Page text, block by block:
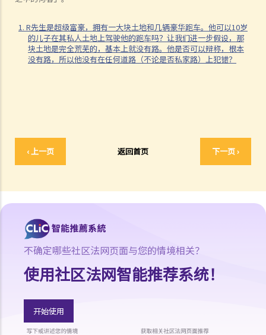
1. R先生是超级富豪，拥有一大块土地和几辆豪华跑车。他可以10岁
的儿子在其私人土地上驾驶他的跑车吗？让我们进一步假设，那
块土地是完全荒芜的，基本上就没有路。他是否可以辩称，根本
没有路，所以他没有在任何道路（不论是否私家路）上犯错？
‹ 上一页 返回首页 下一页 ›
a. 赛车
b. 蓄意冲红灯
c. 严重超速
辩称视线被树木阻挡，以致看不到红灯，她当时已竭尽所能控制车辆，
无奈车辆仍然失控冲过对面行车线。假设R女士所言属实，她可以脱罪
判决摘要：发生交通意外导致财物损毁，甚至造成人命伤亡的严重后
5. 判刑
a. 法定判刑
b. 涉及酒类或药物的危险驾驶
c. 法庭取态
在酒类或药物影响下驾驶
1. 罪行元素
不确定哪些社区法网页面与您的情境相关？
使用社区法网智能推荐系统！
开始使用